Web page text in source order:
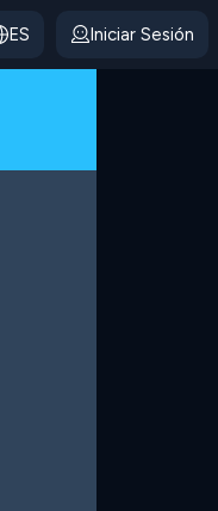
ES Iniciar Sesión